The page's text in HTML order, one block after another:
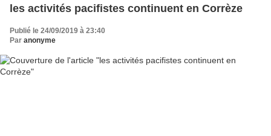
les activités pacifistes continuent en Corrèze
Publié le 24/09/2019 à 23:40
Par anonyme